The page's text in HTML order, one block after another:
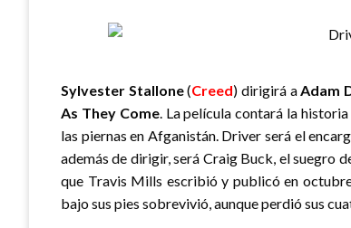
Sylvester Stallone(Creed) dirigirá aAdam
As They Come. La película contará la
las piernas en Afganistán. Driver será el
además de dirigir, será Craig Buck, el suegro
que Travis Mills escribió y publicó en
bajo sus pies sobrevivió, aunque perdió sus